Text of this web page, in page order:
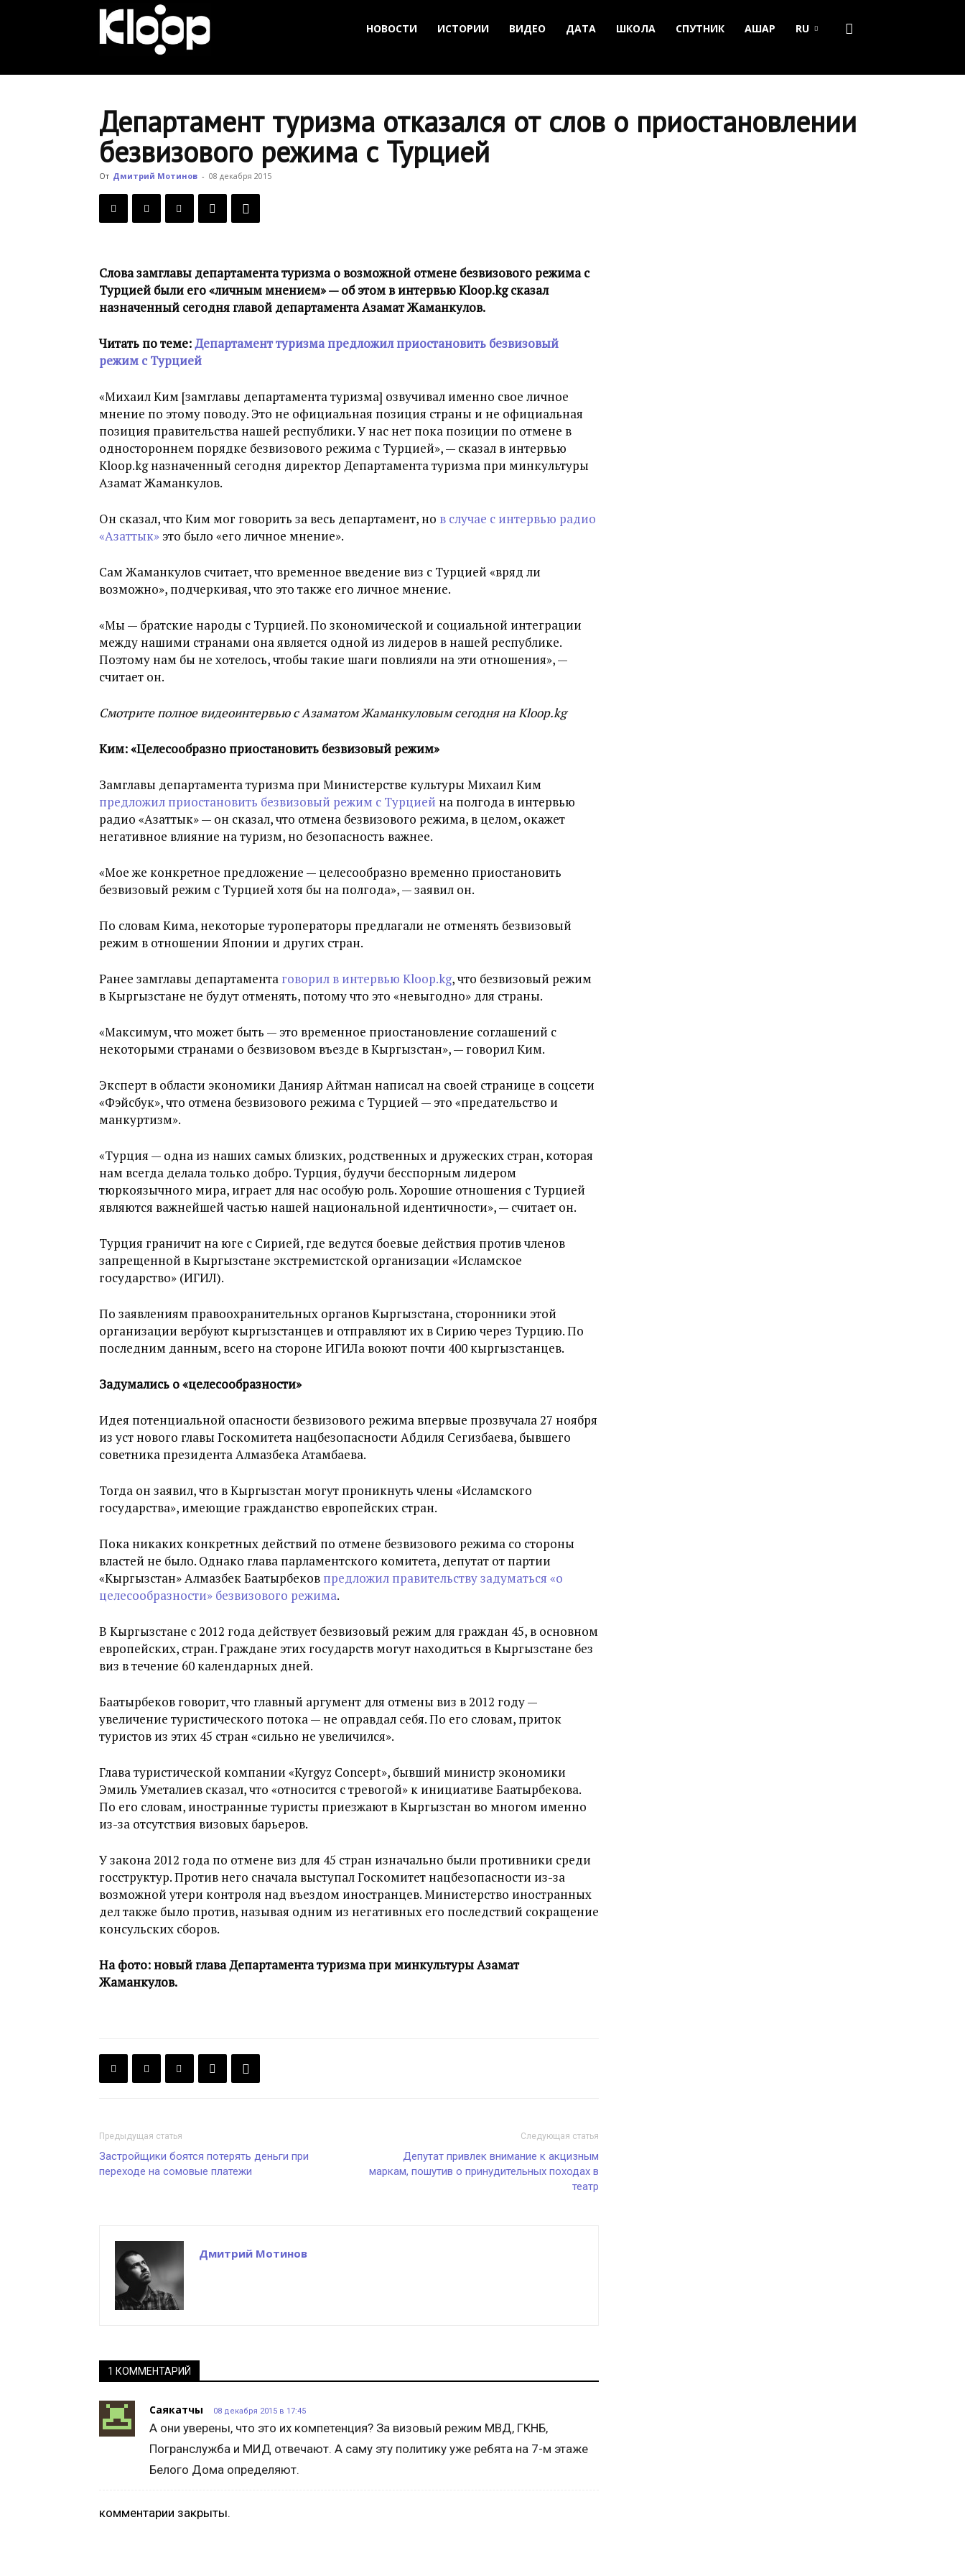
Новости
Кыргызстана
НОВОСТИ ИСТОРИИ ВИДЕО ДАТА ШКОЛА СПУТНИК АШАР RU
Департамент туризма отказался от слов о приостановлении
безвизового режима с Турцией
От Дмитрий Мотинов - 08 декабря 2015
Слова замглавы департамента туризма о возможной отмене безвизового режима с
Турцией были его «личным мнением» — об этом в интервью Kloop.kg сказал
назначенный сегодня главой департамента Азамат Жаманкулов.
Читать по теме:Департамент туризма предложил приостановить безвизовый
режим с Турцией
«Михаил Ким [замглавы департамента туризма] озвучивал именно свое личное
мнение по этому поводу. Это не официальная позиция страны и не официальная
позиция правительства нашей республики. У нас нет пока позиции по отмене в
одностороннем порядке безвизового режима с Турцией», — сказал в интервью
Kloop.kg назначенный сегодня директор Департамента туризма при минкультуры
Азамат Жаманкулов.
Он сказал, что Ким мог говорить за весь департамент, но в случае с интервью радио
«Азаттык»это было «его личное мнение».
Сам Жаманкулов считает, что временное введение виз с Турцией «вряд ли
возможно», подчеркивая, что это также его личное мнение.
«Мы — братские народы с Турцией. По зкономической и социальной интеграции
между нашими странами она является одной из лидеров в нашей республике.
Поэтому нам бы не хотелось, чтобы такие шаги повлияли на эти отношения», —
считает он.
Смотрите полное видеоинтервью с Азаматом Жаманкуловым сегодня на Kloop.kg
Ким: «Целесообразно приостановить безвизовый режим»
Замглавы департамента туризма при Министерстве культуры Михаил Ким
предложил приостановить безвизовый режим с Турцией на полгода в интервью
радио «Азаттык» — он сказал, что отмена безвизового режима, в целом, окажет
негативное влияние на туризм, но безопасность важнее.
«Мое же конкретное предложение — целесообразно временно приостановить
безвизовый режим с Турцией хотя бы на полгода», — заявил он.
По словам Кима, некоторые туроператоры предлагали не отменять безвизовый
режим в отношении Японии и других стран.
Ранее замглавы департамента говорил в интервью Kloop.kg, что безвизовый режим
в Кыргызстане не будут отменять, потому что это «невыгодно» для страны.
«Максимум, что может быть — это временное приостановление соглашений с
некоторыми странами о безвизовом въезде в Кыргызстан», — говорил Ким.
Эксперт в области экономики Данияр Айтман написал на своей странице в соцсети
«Фэйсбук», что отмена безвизового режима с Турцией — это «предательство и
манкуртизм».
«Турция — одна из наших самых близких, родственных и дружеских стран, которая
нам всегда делала только добро. Турция, будучи бесспорным лидером
тюркоязычного мира, играет для нас особую роль. Хорошие отношения с Турцией
являются важнейшей частью нашей национальной идентичности», — считает он.
Турция граничит на юге с Сирией, где ведутся боевые действия против членов
запрещенной в Кыргызстане экстремистской организации «Исламское
государство» (ИГИЛ).
По заявлениям правоохранительных органов Кыргызстана, сторонники этой
организации вербуют кыргызстанцев и отправляют их в Сирию через Турцию. По
последним данным, всего на стороне ИГИЛа воюют почти 400 кыргызстанцев.
Задумались о «целесообразности»
Идея потенциальной опасности безвизового режима впервые прозвучала 27 ноября
из уст нового главы Госкомитета нацбезопасности Абдиля Сегизбаева, бывшего
советника президента Алмазбека Атамбаева.
Тогда он заявил, что в Кыргызстан могут проникнуть члены «Исламского
государства», имеющие гражданство европейских стран.
Пока никаких конкретных действий по отмене безвизового режима со стороны
властей не было. Однако глава парламентского комитета, депутат от партии
«Кыргызстан» Алмазбек Баатырбеков предложил правительству задуматься «о
целесообразности» безвизового режима.
В Кыргызстане с 2012 года действует безвизовый режим для граждан 45, в основном
европейских, стран. Граждане этих государств могут находиться в Кыргызстане без
виз в течение 60 календарных дней.
Баатырбеков говорит, что главный аргумент для отмены виз в 2012 году —
увеличение туристического потока — не оправдал себя. По его словам, приток
туристов из этих 45 стран «сильно не увеличился».
Глава туристической компании «Kyrgyz Concept», бывший министр экономики
Эмиль Уметалиев сказал, что «относится с тревогой» к инициативе Баатырбекова.
По его словам, иностранные туристы приезжают в Кыргызстан во многом именно
из-за отсутствия визовых барьеров.
У закона 2012 года по отмене виз для 45 стран изначально были противники среди
госструктур. Против него сначала выступал Госкомитет нацбезопасности из-за
возможной утери контроля над въездом иностранцев. Министерство иностранных
дел также было против, называя одним из негативных его последствий сокращение
консульских сборов.
На фото: новый глава Департамента туризма при минкультуры Азамат
Жаманкулов.
Предыдущая статья
Застройщики боятся потерять деньги при
переходе на сомовые платежи
Следующая статья
Депутат привлек внимание к акцизным
маркам, пошутив о принудительных походах в
театр
Дмитрий Мотинов
1 КОММЕНТАРИЙ
Саякатчы 08 декабря 2015 в 17:45
А они уверены, что это их компетенция? За визовый режим МВД, ГКНБ,
Погранслужба и МИД отвечают. А саму эту политику уже ребята на 7-м этаже
Белого Дома определяют.
комментарии закрыты.